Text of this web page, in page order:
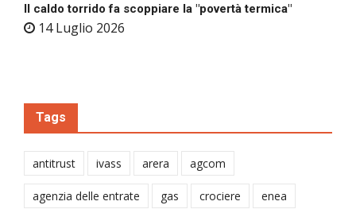
Il caldo torrido fa scoppiare la "povertà termica"
14 Luglio 2026
Tags
antitrust ivass arera agcom
agenzia delle entrate gas crociere enea